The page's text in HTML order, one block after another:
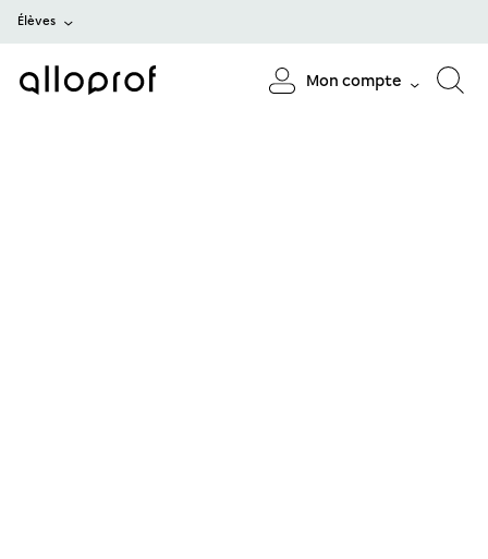
Élèves
Mon compte